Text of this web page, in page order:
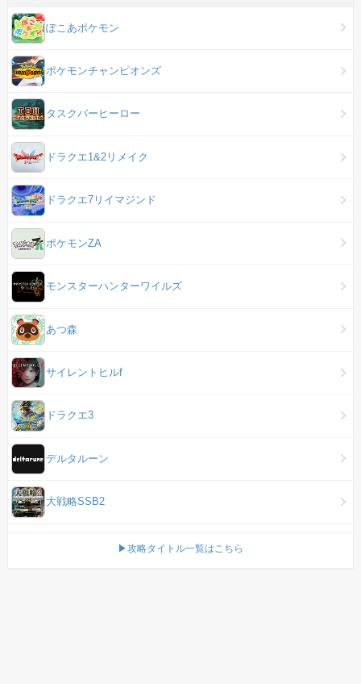
ぽこあポケモン
ポケモンチャンピオンズ
タスクバーヒーロー
ドラクエ1&2リメイク
ドラクエ7リイマジンド
ポケモンZA
モンスターハンターワイルズ
あつ森
サイレントヒルf
ドラクエ3
デルタルーン
大戦略SSB2
▶攻略タイトル一覧はこちら